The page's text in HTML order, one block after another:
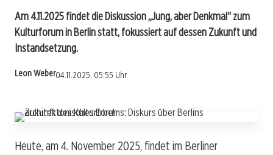
Am 4.11.2025 findet die Diskussion „Jung, aber Denkmal“ zum
Kulturforum in Berlin statt, fokussiert auf dessen Zukunft und
Instandsetzung.
Leon Weber04.11.2025, 05:55 Uhr
Heute, am 4. November 2025, findet im Berliner